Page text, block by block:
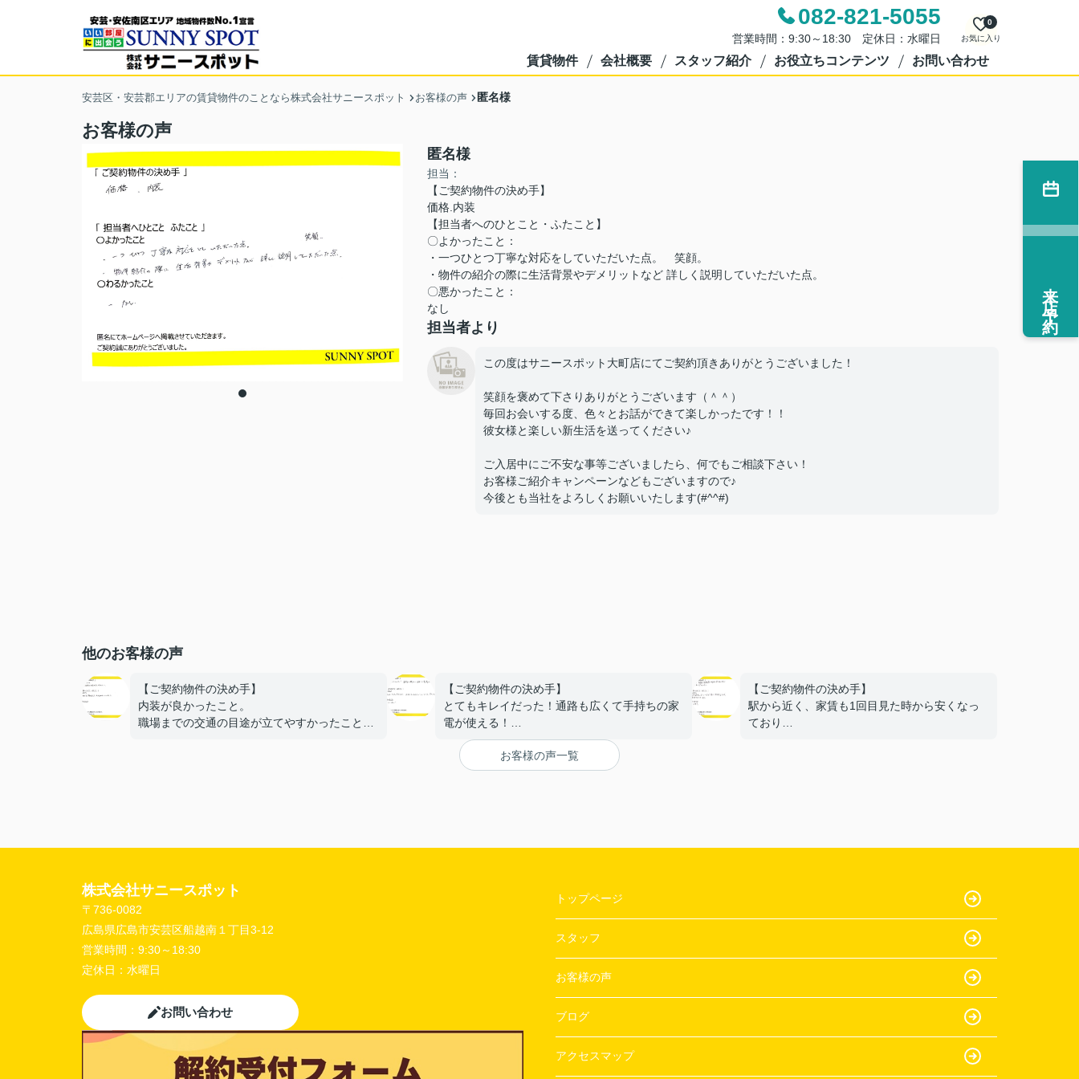
082-821-5055
営業時間：9:30～18:30 定休日：水曜日 お気に入り
0
賃貸物件 会社概要 スタッフ紹介 お役立ちコンテンツ お問い合わせ
安芸区・安芸郡エリアの賃貸物件のことなら株式会社サニースポット お客様の声 匿名様
お客様の声
匿名様
担当：
【ご契約物件の決め手】
価格.内装
【担当者へのひとこと・ふたこと】
〇よかったこと：
・一つひとつ丁寧な対応をしていただいた点。 笑顔。
・物件の紹介の際に生活背景やデメリットなど 詳しく説明していただいた点。
〇悪かったこと：
なし
担当者より
この度はサニースポット大町店にてご契約頂きありがとうございました！
笑顔を褒めて下さりありがとうございます（＾＾）
毎回お会いする度、色々とお話ができて楽しかったです！！
彼女様と楽しい新生活を送ってください♪
ご入居中にご不安な事等ございましたら、何でもご相談下さい！
お客様ご紹介キャンペーンなどもございますので♪
今後とも当社をよろしくお願いいたします(#^^#)
他のお客様の声
【ご契約物件の決め手】
内装が良かったこと。
職場までの交通の目途が立てやすかったこと。
【ご契約物件の決め手】
とてもキレイだった！通路も広くて手持ちの家
電が使える！
【担当者へのひとこと・ふたこと】
〇よかったこと：
対応がとてもやわらかく、不なれな私たちにと
【ご契約物件の決め手】
駅から近く、家賃も1回目見た時から安くなっ
ており
お客様の声一覧
来店予約
株式会社サニースポット
〒736-0082
広島県広島市安芸区船越南１丁目3-12
営業時間： 9:30～18:30
定休日： 水曜日
お問い合わせ
トップページ
スタッフ
お客様の声
ブログ
アクセスマップ